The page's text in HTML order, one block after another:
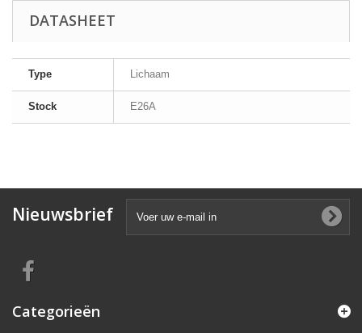
DATASHEET
Type Lichaam
Stock E26A
Nieuwsbrief
Categorieën